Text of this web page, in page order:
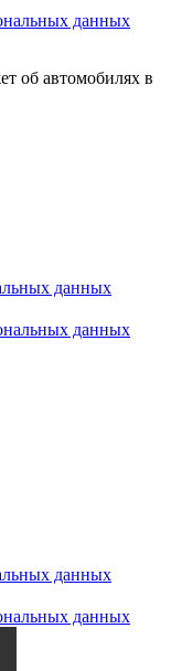
данных
об автомобилях в
данных
данных
данных
данных